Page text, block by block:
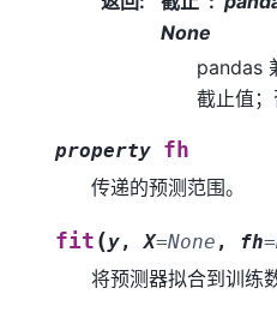
None
pandas
截止值
property fh
传递的预测范围。
fit (y,X=None , fh=
将预测器拟合到训练